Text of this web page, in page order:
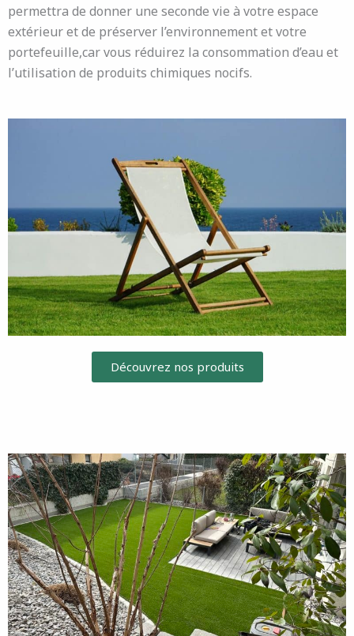
permettra de donner une seconde vie à votre espace
extérieur et de préserver l’environnement et votre
portefeuille,car vous réduirez la consommation d’eau et
l’utilisation de produits chimiques nocifs.
Découvrez nos produits